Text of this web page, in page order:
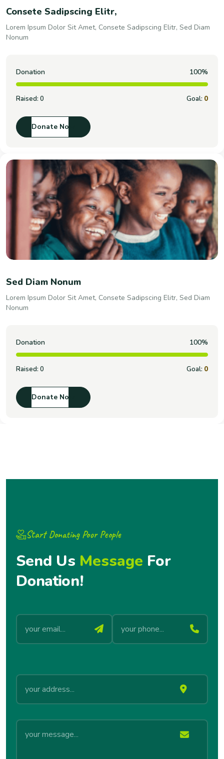
Consete Sadipscing Elitr,
Lorem Ipsum Dolor Sit Amet, Consete Sadipscing Elitr, Sed Diam
Nonum
Donation 100%
Raised: 0 Goal: 0
Donate Now
Sed Diam Nonum
Lorem Ipsum Dolor Sit Amet, Consete Sadipscing Elitr, Sed Diam
Nonum
Donation 100%
Raised: 0 Goal: 0
Donate Now
Start Donating Poor People
Send Us Message For
Donation!